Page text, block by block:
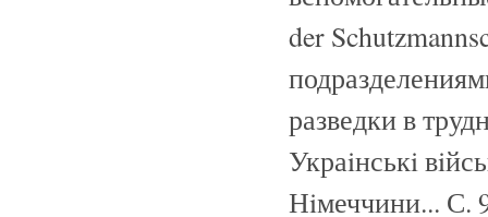
der
разведки в
Украiнськi
Нiмеччини... С.